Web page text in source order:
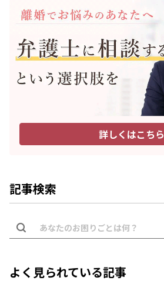
詳しくはこちら
記事検索
よく見られている記事